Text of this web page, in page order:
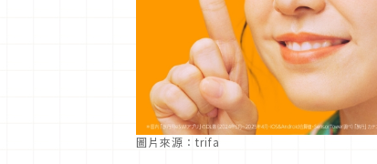
圖片來源：trifa